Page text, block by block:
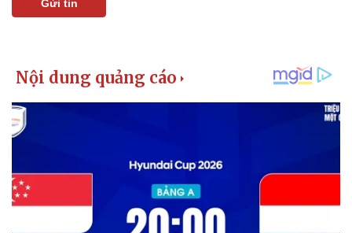
Thể thao
Thế giới thể thao
eSports
Hậu trường
Xe máy
Tư vấn
Gửi tin